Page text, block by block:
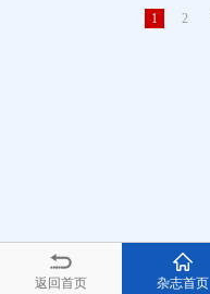
1 2
返回首页 杂志首页